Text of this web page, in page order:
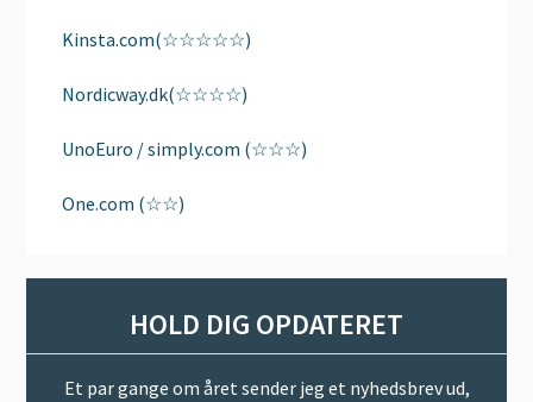
Kinsta.com(☆☆☆☆☆)
Nordicway.dk(☆☆☆☆)
UnoEuro / simply.com (☆☆☆)
One.com (☆☆)
HOLD DIG OPDATERET
Et par gange om året sender jeg et nyhedsbrev ud,